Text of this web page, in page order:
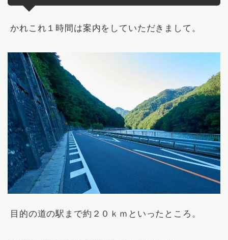
かれこれ１時間は案内をしていただきまして。
目的の道の駅まで約２０ｋｍといったところ。